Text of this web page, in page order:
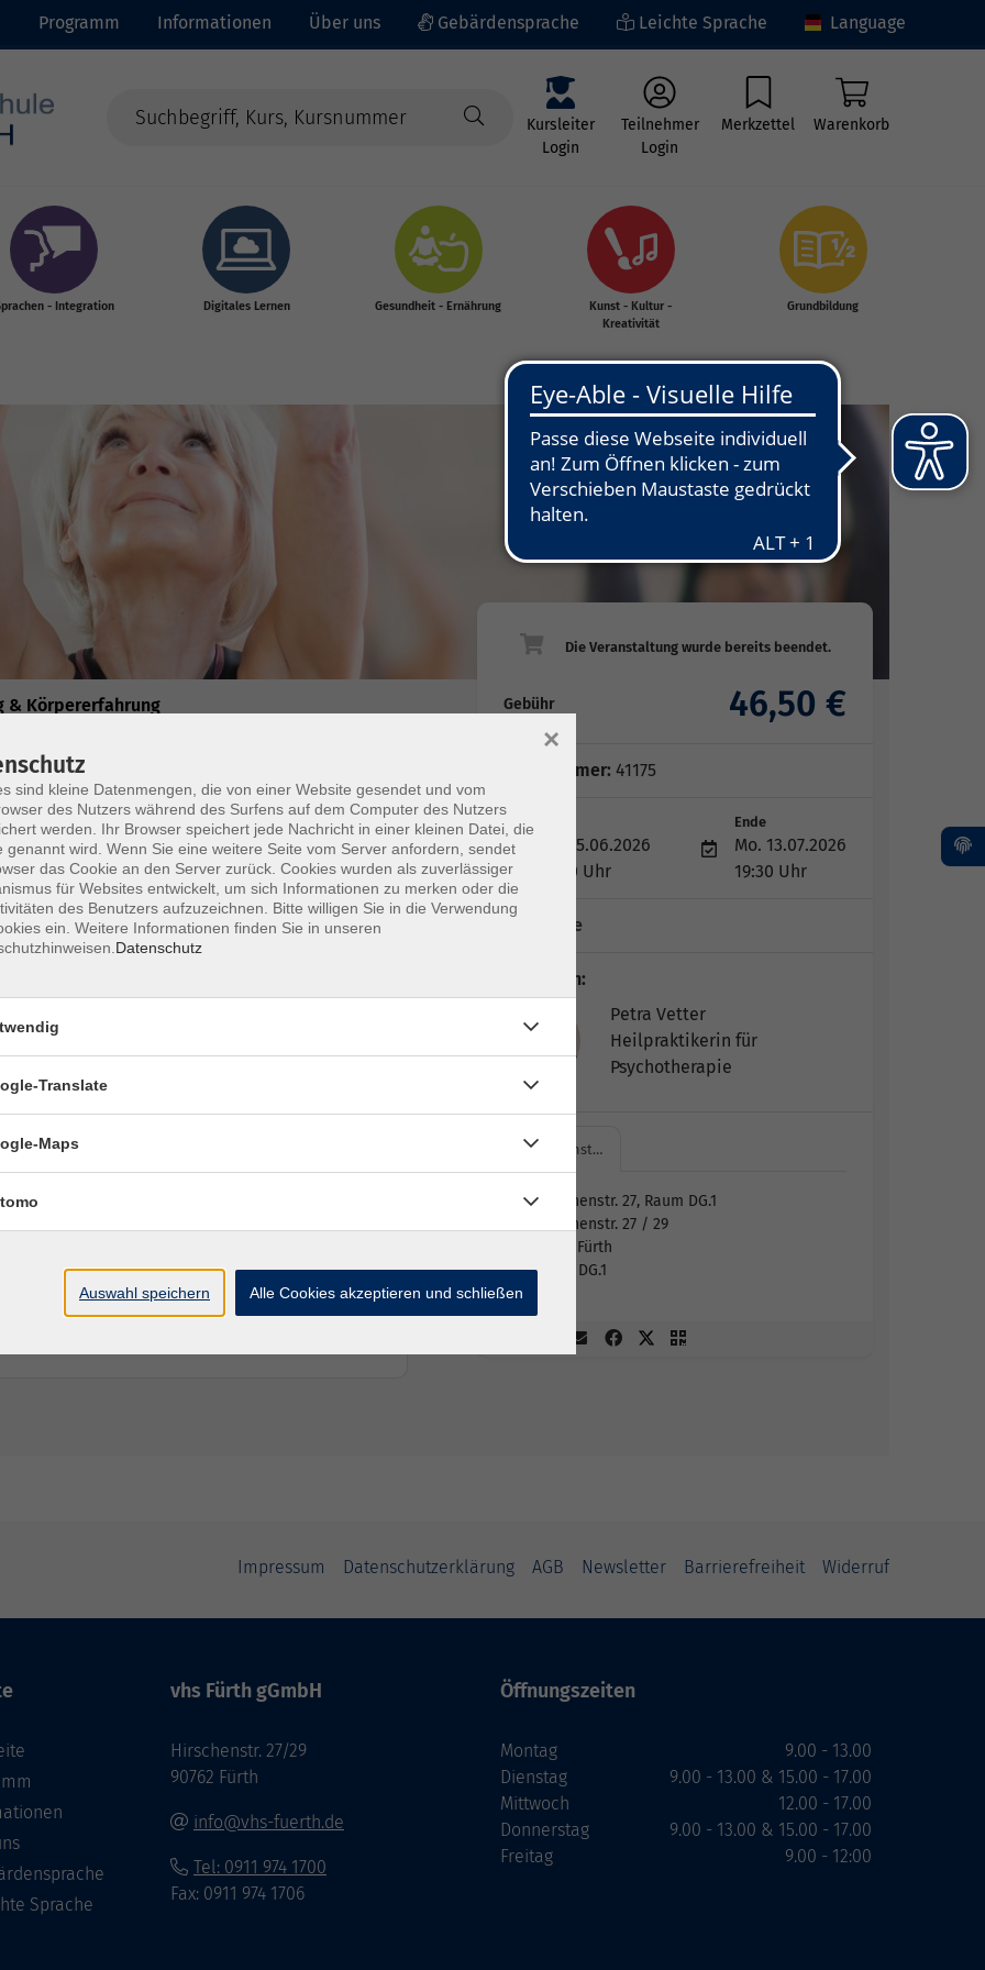
Programm Informationen Über uns Gebärdensprache Leichte Sprache Language
Kursleiter
Login
Teilnehmer
Login
Merkzettel Warenkorb
- Integration Digitales Lernen Gesundheit - Ernährung
Kunst - Kultur -
Kreativität
Grundbildung
& Körpererfahrung
Zittern)
Entspannung. Was Sie aus dem Alltag in
oder Zittern der Hände, nutzt TRE®
Mit einfachen Übungen im Stehen
ein kontrollierbares Zittern ein. Das kann zu
mit dem Zittern variieren und experimentieren.
besser wahrzunehmen, entspannen dabei und
kennenzulernen oder bekannte Übungen zu
Ort / Raum
Gebühr 46,50 €
Kursnummer: 41175
Mo. 15.06.2026
18:00 Uhr
Ende
Mo. 13.07.2026
19:30 Uhr
5 Termine
Dozent*in:
Petra Vetter
Heilpraktikerin für
Psychotherapie
Hirschenst…
Hirschenstr. 27, Raum DG.1
Hirschenstr. 27 / 29
90762 Fürth
Raum DG.1
Impressum Datenschutzerklärung AGB Newsletter Barrierefreiheit Widerruf
Sprache
vhs Fürth gGmbH
Hirschenstr. 27/29
90762 Fürth
info@vhs-fuerth.de
Tel: 0911 974 1700
Fax: 0911 974 1706
Öffnungszeiten
Montag
Dienstag
Mittwoch
Donnerstag
Freitag
9.00 - 13.00
9.00 - 13.00 & 15.00 - 17.00
12.00 - 17.00
9.00 - 13.00 & 15.00 - 17.00
9.00 - 12:00
sind kleine Datenmengen, die von einer Website gesendet und vom
des Nutzers während des Surfens auf dem Computer des Nutzers
werden. Ihr Browser speichert jede Nachricht in einer kleinen Datei, die
genannt wird. Wenn Sie eine weitere Seite vom Server anfordern, sendet
das Cookie an den Server zurück. Cookies wurden als zuverlässiger
für Websites entwickelt, um sich Informationen zu merken oder die
des Benutzers aufzuzeichnen. Bitte willigen Sie in die Verwendung
ein. Weitere Informationen finden Sie in unseren
Datenschutz
×
Translate
Maps
Auswahl speichern Alle Cookies akzeptieren und schließen